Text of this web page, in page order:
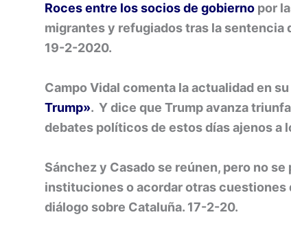
Roces entre los socios de gobierno por
migrantes y refugiados tras la sentencia
19-2-2020.
Campo Vidal comenta la actualidad en
Trump». Y dice que Trump avanza
debates políticos de estos días ajenos a
Sánchez y Casado se reúnen, pero no
instituciones o acordar otras cuestiones
diálogo sobre Cataluña. 17-2-20.